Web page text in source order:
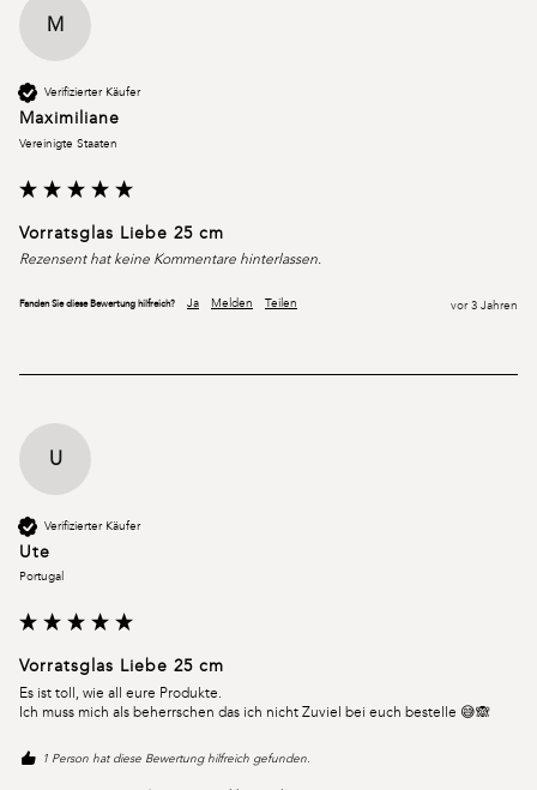
M
Verifizierter Käufer
Maximiliane
Vereinigte Staaten
Vorratsglas Liebe 25 cm
Rezensent hat keine Kommentare hinterlassen.
Fanden Sie diese Bewertung hilfreich? Ja Melden Teilen vor 3 Jahren
U
Verifizierter Käufer
Ute
Portugal
Vorratsglas Liebe 25 cm
Es ist toll, wie all eure Produkte.
Ich muss mich als beherrschen das ich nicht Zuviel bei euch bestelle 😅🙈
1 Person hat diese Bewertung hilfreich gefunden.